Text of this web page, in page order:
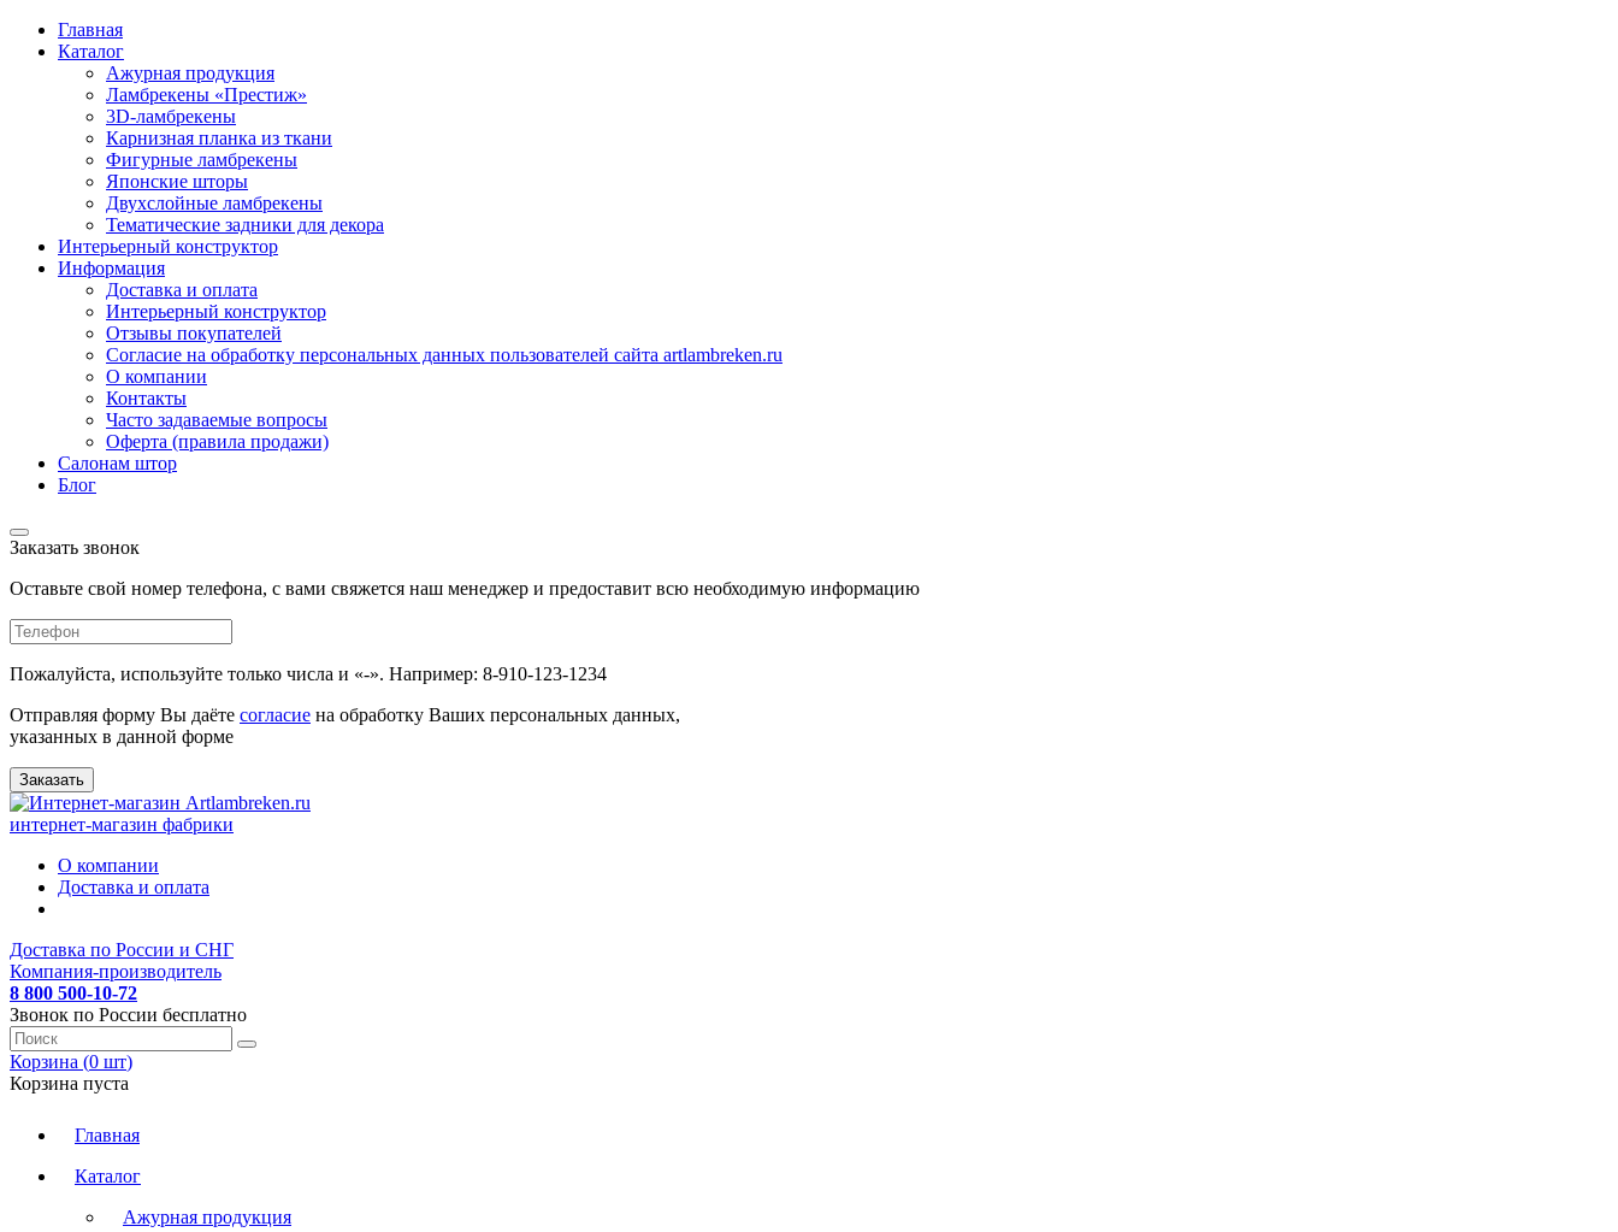
Главная
Каталог
Ажурная продукция
Ламбрекены «Престиж»
3D-ламбрекены
Карнизная планка из ткани
Фигурные ламбрекены
Японские шторы
Двухслойные ламбрекены
Тематические задники для декора
Интерьерный конструктор
Информация
Доставка и оплата
Интерьерный конструктор
Отзывы покупателей
Согласие на обработку персональных данных пользователей сайта artlambreken.ru
О компании
Контакты
Часто задаваемые вопросы
Оферта (правила продажи)
Салонам штор
Блог
Заказать звонок
Оставьте свой номер телефона, с вами свяжется наш менеджер и предоставит всю необходимую информацию
Пожалуйста, используйте только числа и «-». Например: 8-910-123-1234
Отправляя форму Вы даёте согласие на обработку Ваших персональных данных,
указанных в данной форме
Заказать
интернет-магазин фабрики
О компании
Доставка и оплата
Доставка по России и СНГ
Компания-производитель
8 800 500-10-72
Звонок по России бесплатно
Корзина (0 шт)
Корзина пуста
Главная
Каталог
Ажурная продукция